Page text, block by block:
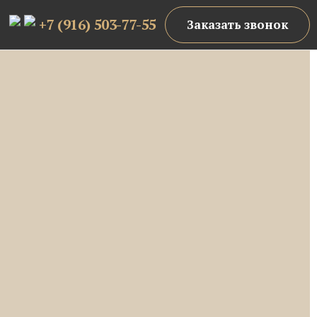
+7 (916) 503-77-55 Заказать звонок